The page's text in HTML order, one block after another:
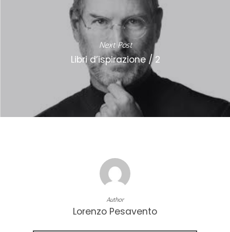
Next Post
Libri d’ispirazione / 2
Author
Lorenzo Pesavento